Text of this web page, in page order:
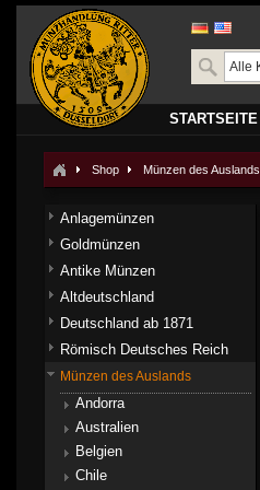
STARTSEITE
Shop Münzen des Auslands
Anlagemünzen
Goldmünzen
Antike Münzen
Altdeutschland
Deutschland ab 1871
Römisch Deutsches Reich
Münzen des Auslands
Andorra
Australien
Belgien
Chile